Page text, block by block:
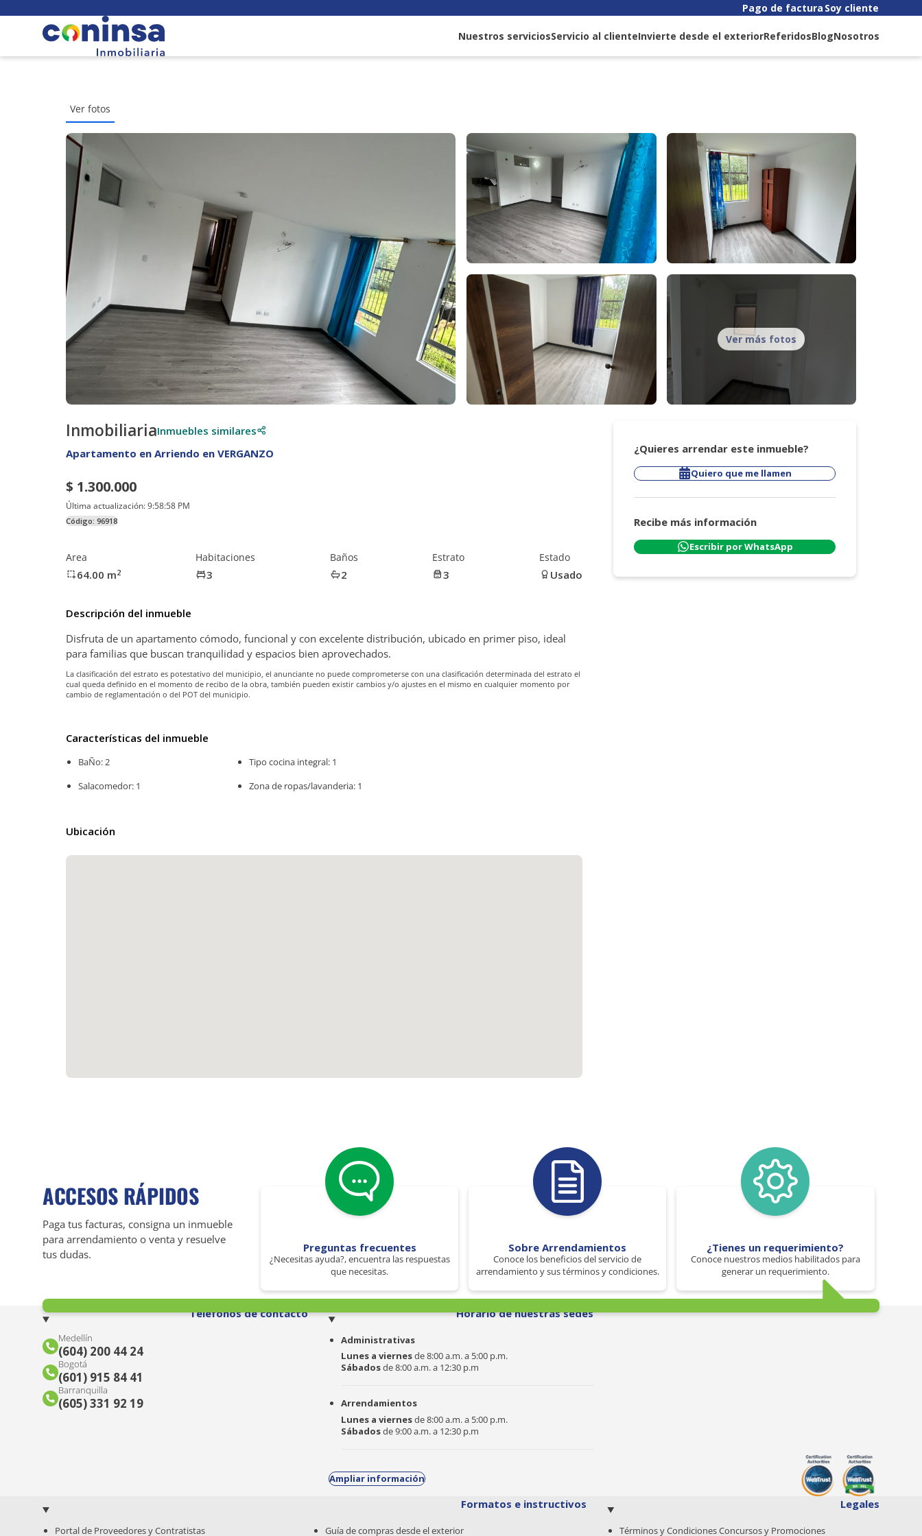
Pago de factura Soy cliente
Nuestros serviciosServicio al clienteInvierte desde el exteriorReferidosBlogNosotros
Ver fotos
Ver más fotos
InmobiliariaInmuebles similares
Apartamento en Arriendo en VERGANZO
$ 1.300.000
Última actualización:9:58:58 PM
Código: 96918
Area
64.00 m2
Habitaciones
3
Baños
2
Estrato
3
Estado
Usado
Descripción del inmueble
Disfruta de un apartamento cómodo, funcional y con excelente distribución, ubicado en primer piso, ideal
para familias que buscan tranquilidad y espacios bien aprovechados.
La clasificación del estrato es potestativo del municipio, el anunciante no puede comprometerse con una clasificación determinada del estrato el
cual queda definido en el momento de recibo de la obra, también pueden existir cambios y/o ajustes en el mismo en cualquier momento por
cambio de reglamentación o del POT del municipio.
Características del inmueble
BaÑo: 2
Salacomedor: 1
Tipo cocina integral: 1
Zona de ropas/lavanderia: 1
Ubicación
¿Quieres arrendar este inmueble?
Quiero que me llamen
Recibe más información
Escribir por WhatsApp
ACCESOS RÁPIDOS
Paga tus facturas, consigna un inmueble
para arrendamiento o venta y resuelve
tus dudas.
Preguntas frecuentes
¿Necesitas ayuda?, encuentra las respuestas
que necesitas.
Sobre Arrendamientos
Conoce los beneficios del servicio de
arrendamiento y sus términos y condiciones.
¿Tienes un requerimiento?
Conoce nuestros medios habilitados para
generar un requerimiento.
Teléfonos de contacto
Medellín
(604) 200 44 24
Bogotá
(601) 915 84 41
Barranquilla
(605) 331 92 19
Horario de nuestras sedes
Administrativas
Lunes a viernesde 8:00 a.m. a 5:00 p.m.
Sábadosde 8:00 a.m. a 12:30 p.m
Arrendamientos
Lunes a viernesde 8:00 a.m. a 5:00 p.m.
Sábadosde 9:00 a.m. a 12:30 p.m
Ampliar información
Formatos e instructivos
Portal de Proveedores y Contratistas Guía de compras desde el exterior
Legales
Términos y Condiciones Concursos y Promociones